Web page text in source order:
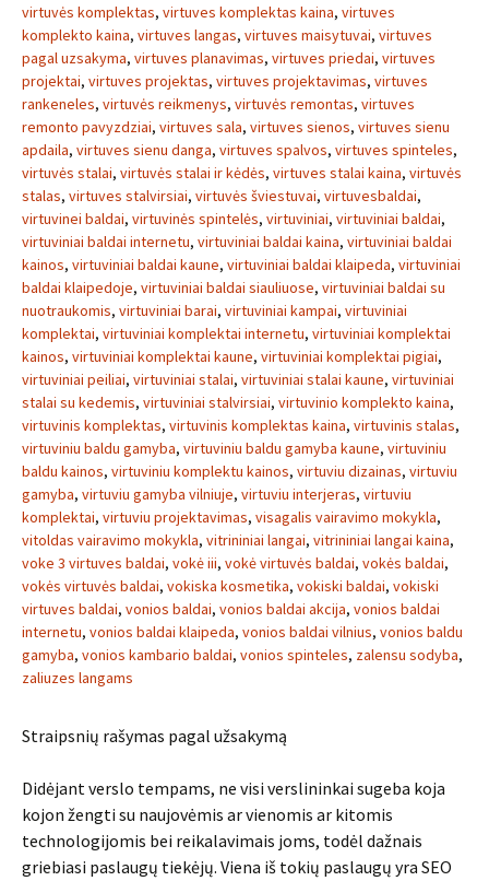
virtuvės komplektas, virtuves komplektas kaina, virtuves
komplekto kaina, virtuves langas, virtuves maisytuvai, virtuves
pagal uzsakyma, virtuves planavimas, virtuves priedai, virtuves
projektai, virtuves projektas, virtuves projektavimas, virtuves
rankeneles, virtuvės reikmenys, virtuvės remontas, virtuves
remonto pavyzdziai, virtuves sala, virtuves sienos, virtuves sienu
apdaila, virtuves sienu danga, virtuves spalvos, virtuves spinteles,
virtuvės stalai, virtuvės stalai ir kėdės, virtuves stalai kaina, virtuvės
stalas, virtuves stalvirsiai, virtuvės šviestuvai, virtuvesbaldai,
virtuvinei baldai, virtuvinės spintelės, virtuviniai, virtuviniai baldai,
virtuviniai baldai internetu, virtuviniai baldai kaina, virtuviniai baldai
kainos, virtuviniai baldai kaune, virtuviniai baldai klaipeda, virtuviniai
baldai klaipedoje, virtuviniai baldai siauliuose, virtuviniai baldai su
nuotraukomis, virtuviniai barai, virtuviniai kampai, virtuviniai
komplektai, virtuviniai komplektai internetu, virtuviniai komplektai
kainos, virtuviniai komplektai kaune, virtuviniai komplektai pigiai,
virtuviniai peiliai, virtuviniai stalai, virtuviniai stalai kaune, virtuviniai
stalai su kedemis, virtuviniai stalvirsiai, virtuvinio komplekto kaina,
virtuvinis komplektas, virtuvinis komplektas kaina, virtuvinis stalas,
virtuviniu baldu gamyba, virtuviniu baldu gamyba kaune, virtuviniu
baldu kainos, virtuviniu komplektu kainos, virtuviu dizainas, virtuviu
gamyba, virtuviu gamyba vilniuje, virtuviu interjeras, virtuviu
komplektai, virtuviu projektavimas, visagalis vairavimo mokykla,
vitoldas vairavimo mokykla, vitrininiai langai, vitrininiai langai kaina,
voke 3 virtuves baldai, vokė iii, vokė virtuvės baldai, vokės baldai,
vokės virtuvės baldai, vokiska kosmetika, vokiski baldai, vokiski
virtuves baldai, vonios baldai, vonios baldai akcija, vonios baldai
internetu, vonios baldai klaipeda, vonios baldai vilnius, vonios baldu
gamyba, vonios kambario baldai, vonios spinteles, zalensu sodyba,
zaliuzes langams
Straipsnių rašymas pagal užsakymą
Didėjant verslo tempams, ne visi verslininkai sugeba koja
kojon žengti su naujovėmis ar vienomis ar kitomis
technologijomis bei reikalavimais joms, todėl dažnais
griebiasi paslaugų tiekėjų. Viena iš tokių paslaugų yra SEO